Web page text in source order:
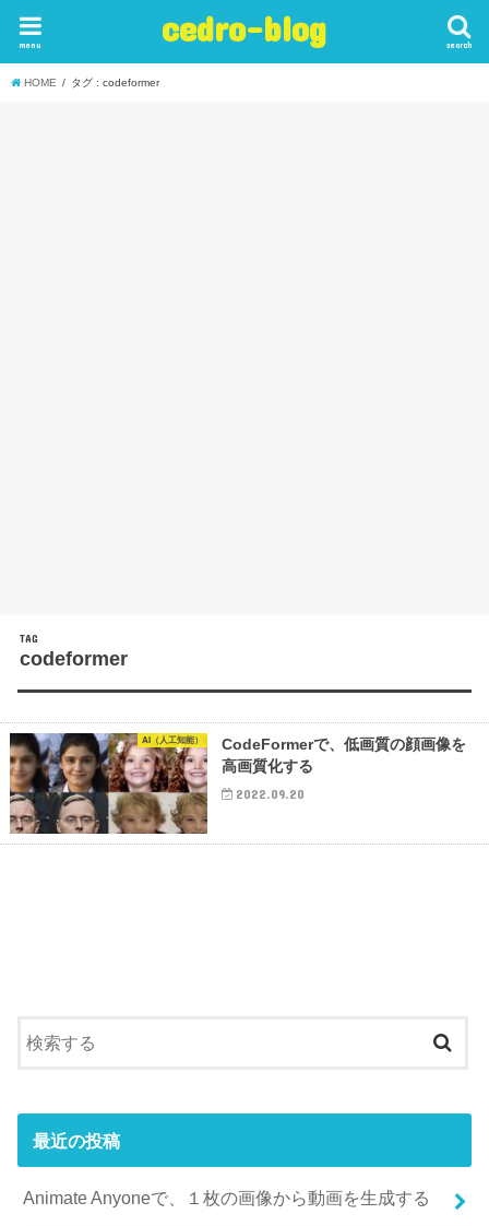
cedro-blog search
menu
HOME タグ : codeformer
TAG
codeformer
AI（人工知能）
CodeFormerで、低画質の顔画像を
高画質化する
2022.09.20
最近の投稿
Animate Anyoneで、１枚の画像から動画を生成する